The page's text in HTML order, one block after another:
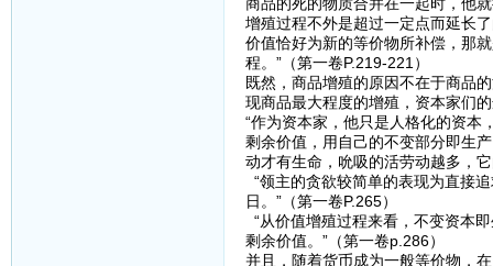
商品的死的物质合并在一起时，他
增殖过程不外是超过一定点而延长
价值恰好为新的等价物所补偿，那
程。”（第一卷P.219-221）
既然，商品增殖的原因不在于商品
现商品最大程度的增殖，资本家们
“作为资本家，他只是人格化的资本
剩余价值，用自己的不变部分即生
动才有生命，吮吸的活劳动越多，
“领主的贪欲较简单的表现为直接
日。”（第一卷P.265）
“从价值增殖过程来看，不变资本
剩余价值。”（第一卷p.286）
并且，随着货币成为一般等价物，